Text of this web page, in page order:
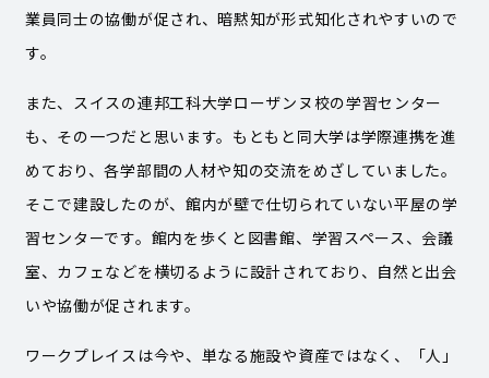
業員同士の協働が促され、暗黙知が形式知化されやすいので
す。
また、スイスの連邦工科大学ローザンヌ校の学習センター
も、その一つだと思います。もともと同大学は学際連携を進
めており、各学部間の人材や知の交流をめざしていました。
そこで建設したのが、館内が壁で仕切られていない平屋の学
習センターです。館内を歩くと図書館、学習スペース、会議
室、カフェなどを横切るように設計されており、自然と出会
いや協働が促されます。
ワークプレイスは今や、単なる施設や資産ではなく、「人」